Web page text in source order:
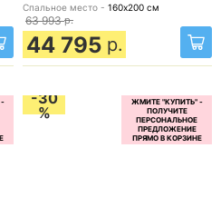
Спальное место - 160х200 см
63 993 р.
44 795 р.
-30
%